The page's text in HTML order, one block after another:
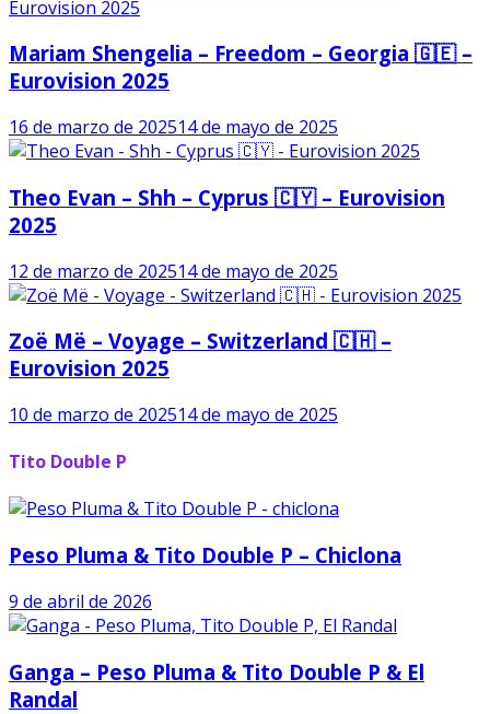
Mariam Shengelia – Freedom – Georgia 🇬🇪 –
Eurovision 2025
16 de marzo de 202514 de mayo de 2025
Theo Evan – Shh – Cyprus 🇨🇾 – Eurovision
2025
12 de marzo de 202514 de mayo de 2025
Zoë Më – Voyage – Switzerland 🇨🇭 –
Eurovision 2025
10 de marzo de 202514 de mayo de 2025
Tito Double P
Peso Pluma & Tito Double P – Chiclona
9 de abril de 2026
Ganga – Peso Pluma & Tito Double P & El
Randal